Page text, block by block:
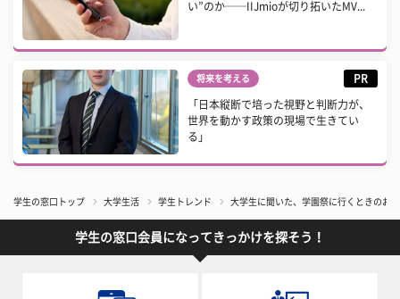
い”のか──IIJmioが切り拓いたMV...
将来を考える PR
「日本縦断で培った視野と判断力が、
世界を動かす政策の現場で生きてい
る」
学生の窓口トップ 大学生活 学生トレンド 大学生に聞いた、学園祭に行くときのお
学生の窓口会員になってきっかけを探そう！